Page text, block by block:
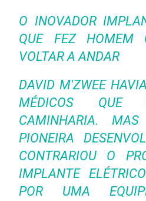
O INOVADOR
QUE FEZ HOMEM
VOLTAR A ANDAR
DAVID M'ZWEE
MÉDICOS QUE
CAMINHARIA.
PIONEIRA
CONTRARIOU O
IMPLANTE
POR UMA